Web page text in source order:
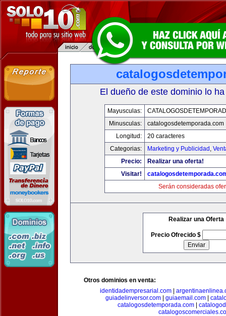
El dueño de este dominio lo
Mayusculas:
Minusculas:
catalogosdetemporada.com
Longitud:
20 caracteres
Categorias:
Marketing y Publicidad ,
Precio:
Realizar una oferta!
Visitar!
Serán consideradas
Realizar una Oferta
Precio Ofrecido $
Otros dominios en venta:
identidadempresarial.com
guiadelinversor.com| guiaemail.com|
catalogosdetemporada.com|